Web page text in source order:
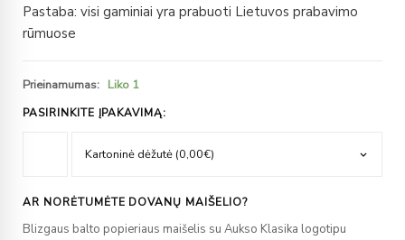
Pastaba: visi gaminiai yra prabuoti Lietuvos prabavimo
rūmuose
Prieinamumas: Liko 1
PASIRINKITE ĮPAKAVIMĄ:
AR NORĖTUMĖTE DOVANŲ MAIŠELIO?
Blizgaus balto popieriaus maišelis su Aukso Klasika logotipu